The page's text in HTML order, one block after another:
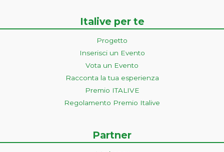
Italive per te
Progetto
Inserisci un Evento
Vota un Evento
Racconta la tua esperienza
Premio ITALIVE
Regolamento Premio Italive
Partner